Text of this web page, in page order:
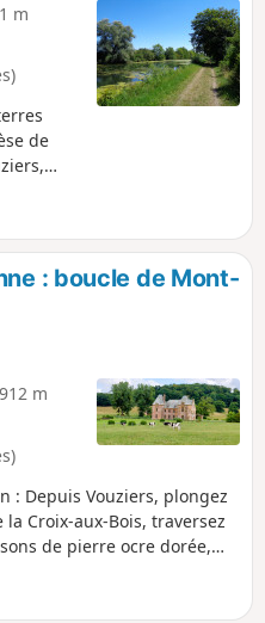
m
de
du
: boucle de Mont-
m
: Depuis Vouziers, plongez
Croix-aux-Bois, traversez
de pierre ocre dorée,
la vallée des écluses